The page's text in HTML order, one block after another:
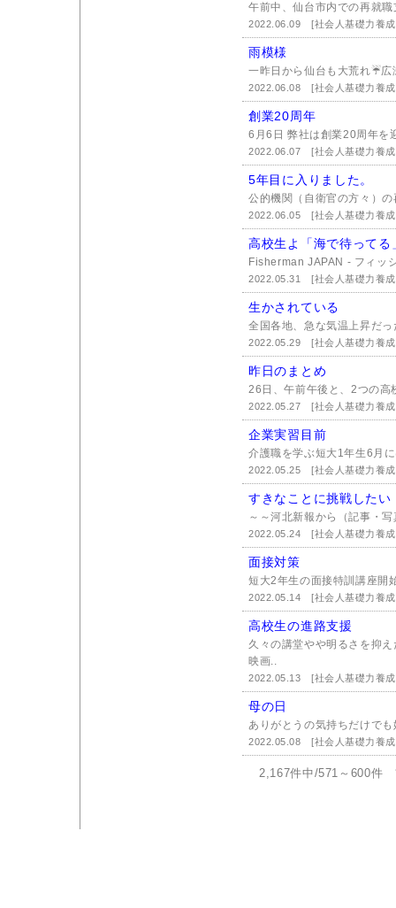
午前中、仙台市内での再就
2022.06.09[社会人基礎力養
雨模様
一昨日から仙台も大荒れ☔
2022.06.08[社会人基礎力養
創業20周年
6月6日 弊社は創業20周年を
2022.06.07[社会人基礎力養
5年目に入りました。
公的機関（自衛官の方々）
2022.06.05[社会人基礎力養
高校生よ「海で待ってる
Fisherman JAPAN - フィッ
2022.05.31[社会人基礎力養
生かされている
全国各地、急な気温上昇だ
2022.05.29[社会人基礎力養
昨日のまとめ
26日、午前午後と、2つの高
2022.05.27[社会人基礎力養
企業実習目前
介護職を学ぶ短大1年生6月
2022.05.25[社会人基礎力養
すきなことに挑戦したい
～～河北新報から（記事・
2022.05.24[社会人基礎力養
面接対策
短大2年生の面接特訓講座開
2022.05.14[社会人基礎力養
高校生の進路支援
久々の講堂やや明るさを抑
映画..
2022.05.13[社会人基礎力養
母の日
ありがとうの気持ちだけで
2022.05.08[社会人基礎力養
2,167件中/571～600件